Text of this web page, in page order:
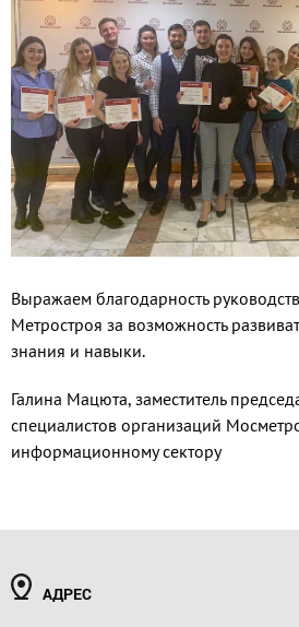
Выражаем благодарность
Метростроя за возможность
знания и навыки.
Галина Мацюта, заместитель
специалистов организаций
информационному сектору
АДРЕС